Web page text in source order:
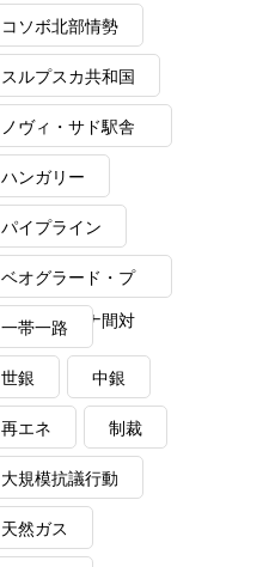
コソボ北部情勢
スルプスカ共和国
ノヴィ・サド駅舎
崩落事故
ハンガリー
パイプライン
ベオグラード・プ
リシュティナ間対
話
一帯一路
世銀 中銀
再エネ 制裁
大規模抗議行動
天然ガス